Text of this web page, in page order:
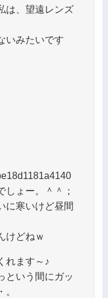
は、望遠レンズ
いみたいです
しょー。＾＾；
に寒いけど昼間
けどねｗ
れます～♪
という間にガッ